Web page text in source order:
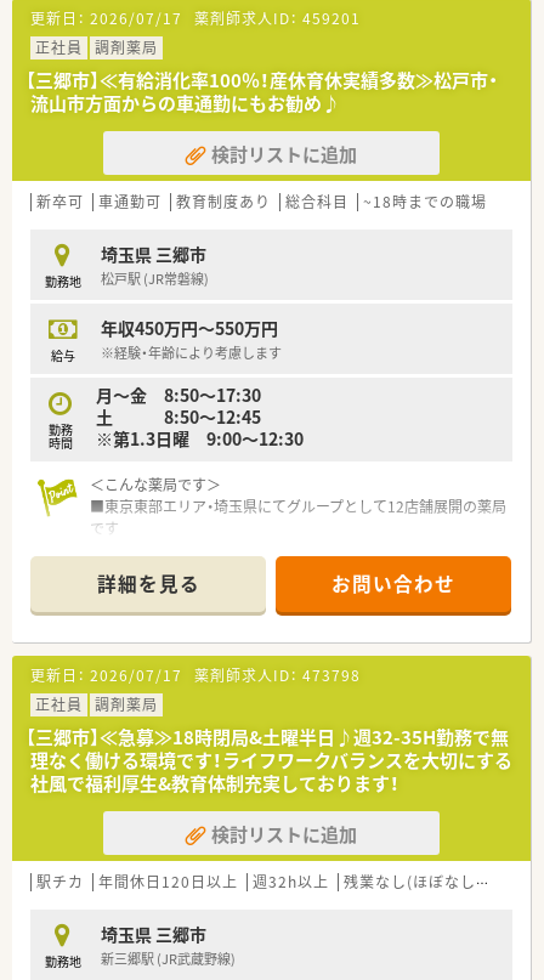
更新日： 2026/07/17 薬剤師求人ID： 459201
正社員
調剤薬局
【三郷市】≪有給消化率100％！産休育休実績多数≫松戸市・
流山市方面からの車通勤にもお勧め♪
検討リストに追加
新卒可 車通勤可 教育制度あり 総合科目 ~18時までの職場
勤務地
埼玉県 三郷市
松戸駅 (JR常磐線)
給与
年収450万円～550万円
※経験・年齢により考慮します
勤務
時間
月～金 8:50～17:30
土 8:50～12:45
※第1.3日曜 9:00～12:30
＜こんな薬局です＞
■東京東部エリア・埼玉県にてグループとして12店舗展開の薬局
です
の総合的なスキルを身につけることができます。
■設立当初から在宅医療に積極的に取み、培ってきた在宅医療に
必要な知識などを、地域医療の活性化の為に他企業や薬剤師会に
も提供しています。患者様やそのご家族だけでなく、他職種から
も必要とされる薬剤師を目指しています
＜充実の研修制度＞
■新卒やインターンシップの受け入れも積極的に行っておりま
すので若手の育成には定評のある企業です
■1年目から5年目までは経験年数ごとの教育カリキュラムを組
んでおります。経験に応じた研修を行うことでキャリアアップ
を図っております
■提携する病院での研修など、薬局に在籍しながら病院経験もで
きる独自の研修制度もあります
門前の病院のほか様々な診療所からの多岐にわたる診療科の処
方を受け付けております。1日の処方箋枚数は140枚/日程度。そ
のほか在宅業務も積極的に実施しております。
詳細を見る お問い合わせ
更新日： 2026/07/17 薬剤師求人ID： 473798
正社員
調剤薬局
【三郷市】≪急募≫18時閉局&土曜半日♪週32-35H勤務で無
理なく働ける環境です！ライフワークバランスを大切にする
社風で福利厚生&教育体制充実しております！
検討リストに追加
駅チカ 年間休日120日以上 週32h以上 残業なし(ほぼなし含む)
勤務地
埼玉県 三郷市
新三郷駅 (JR武蔵野線)